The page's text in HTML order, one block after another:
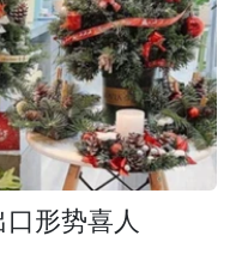
形势喜人